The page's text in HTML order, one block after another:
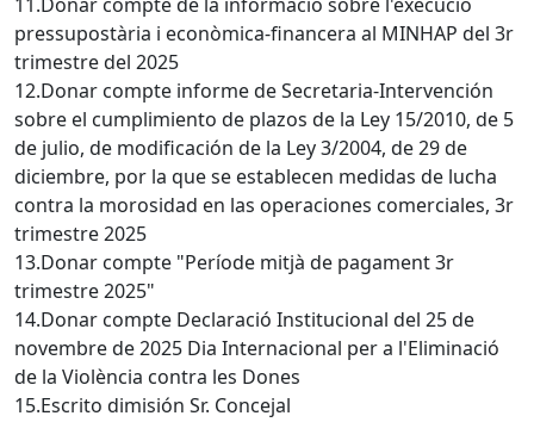
pressupostària i econòmica-financera al MINHAP del 3r
trimestre del 2025
12.Donar compte informe de Secretaria-Intervención
sobre el cumplimiento de plazos de la Ley 15/2010, de 5
de julio, de modificación de la Ley 3/2004, de 29 de
diciembre, por la que se establecen medidas de lucha
contra la morosidad en las operaciones comerciales, 3r
trimestre 2025
13.Donar compte "Període mitjà de pagament 3r
trimestre 2025"
14.Donar compte Declaració Institucional del 25 de
novembre de 2025 Dia Internacional per a l'Eliminació
de la Violència contra les Dones
15.Escrito dimisión Sr. Concejal